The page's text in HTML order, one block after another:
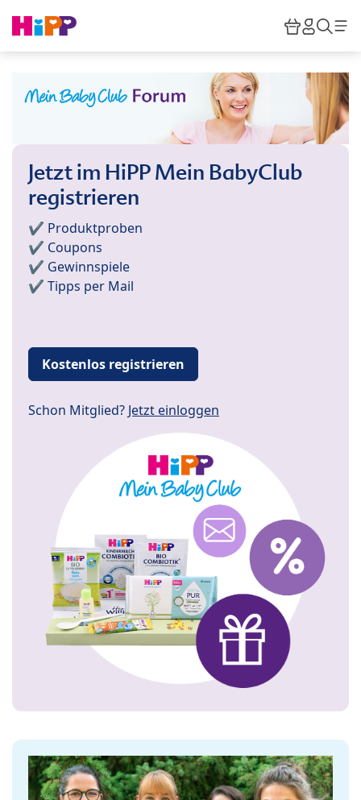
HiPP
Jetzt im HiPP Mein BabyClub
registrieren
✔️ Produktproben
✔️ Coupons
✔️ Gewinnspiele
✔️ Tipps per Mail
Kostenlos registrieren
Schon Mitglied? Jetzt einloggen